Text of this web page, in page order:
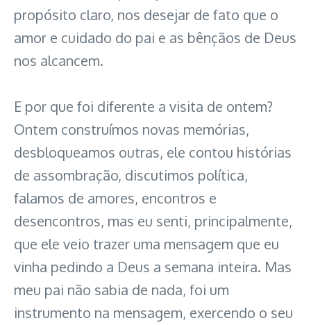
propósito claro, nos desejar de fato que o
amor e cuidado do pai e as bênçãos de Deus
nos alcancem.
E por que foi diferente a visita de ontem?
Ontem construímos novas memórias,
desbloqueamos outras, ele contou histórias
de assombração, discutimos política,
falamos de amores, encontros e
desencontros, mas eu senti, principalmente,
que ele veio trazer uma mensagem que eu
vinha pedindo a Deus a semana inteira. Mas
meu pai não sabia de nada, foi um
instrumento na mensagem, exercendo o seu